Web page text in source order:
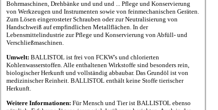
Bohrmaschinen, Drehbänke und und und ... Pflege und Konservierung
von Werkzeugen und Instrumenten sowie von feinmechanischen Geräten.
Zum Lösen eingerosteter Schrauben oder zur Neutralisierung von
Handschweiß auf empfindlichen Metallflächen. In der
Lebensmittelindustrie zur Pflege und Konservierung von Abfüll- und
Verschließmaschinen.
Umwelt: BALLISTOL ist frei von FCKW's und chlorierten
Kohlenwasserstoffen. Alle enthaltenen Wirkstoffe sind besonders rein,
biologischer Herkunft und vollständig abbaubar. Das Grundöl ist von
medizinischer Reinheit. BALLISTOL enthält keine Stoffe tierischer
Herkunft.
Weitere Informationen: Für Mensch und Tier ist BALLISTOL ebenso